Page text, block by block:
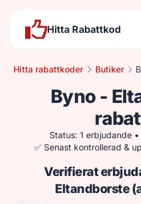
Hitta Rabattkod
Hitta rabattkoder Butiker
Byno -
Status: 1 erbjudande
✅ Senast kontrollerad &
Verifierat
Eltandborste